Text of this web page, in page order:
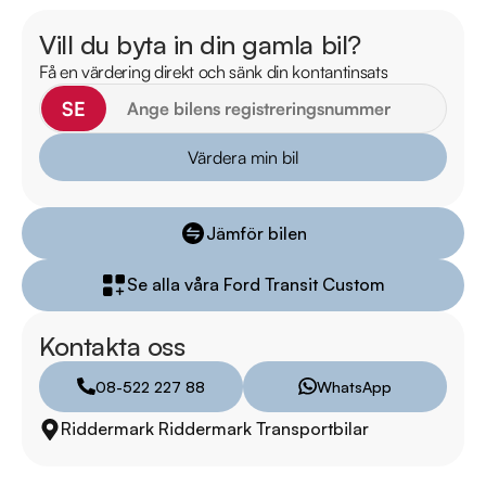
Eftersom vi har väldigt korta lagertider på våra bilar
rekommenderar vi våra kunder att ringa oss på 08-522 22
788 för att kontrollera att fordonet finns kvar! Vi ordnar en
finansiering som passar just dina behov, erbjuder marknadens
Kontakta anläggningen för mer information.
Vi testar även alla våra bilar, kolla länken nedan hur våra
tester går till.
Telefontider:
Måndag - Söndag 08:00 - 24:00
Vill du byta in din gamla bil?
Få en värdering direkt och sänk din kontantinsats
SE
Värdera min bil
Jämför bilen
Se alla våra Ford Transit Custom
Kontakta oss
08-522 227 88 WhatsApp
Riddermark Riddermark Transportbilar